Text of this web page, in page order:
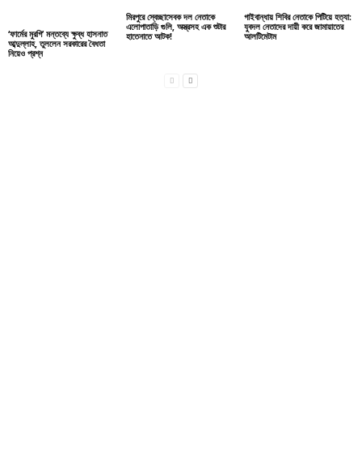
‘ফার্মের মুরগি’ মন্তব্যে ক্ষুব্ধ হাসনাত
আব্দুল্লাহ, তুললেন সরকারের বৈধতা
নিয়েও প্রশ্ন
মিরপুরে স্বেচ্ছাসেবক দল নেতাকে
এলোপাতাড়ি গুলি, অস্ত্রসহ এক শুটার
হাতেনাতে আটক!
গাইবান্ধায় শিবির নেতাকে পিটিয়ে হত্যা:
যুবদল নেতাদের দায়ী করে জামায়াতের
আলটিমেটাম